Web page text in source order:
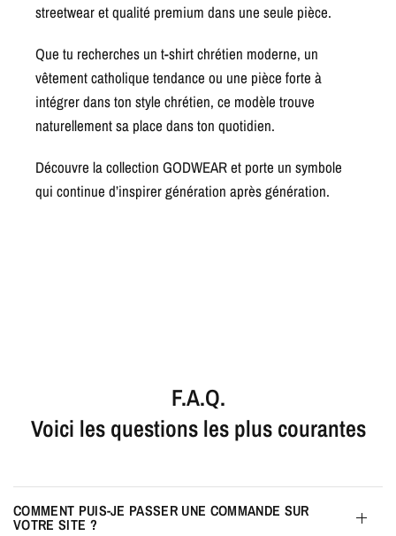
streetwear et qualité premium dans une seule pièce.
Que tu recherches un t-shirt chrétien moderne, un
vêtement catholique tendance ou une pièce forte à
intégrer dans ton style chrétien, ce modèle trouve
naturellement sa place dans ton quotidien.
Découvre la collection GODWEAR et porte un symbole
qui continue d’inspirer génération après génération.
F.A.Q.
Voici les questions les plus courantes
COMMENT PUIS-JE PASSER UNE COMMANDE SUR
VOTRE SITE ?